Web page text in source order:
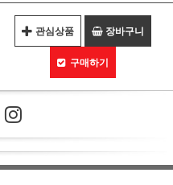
관심상품 장바구니
구매하기